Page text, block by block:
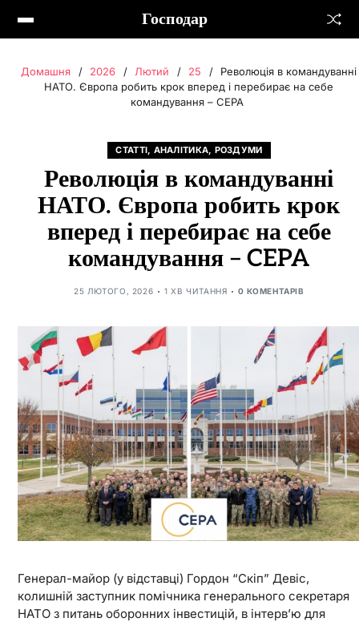
Господар
Домашня 2026 Лютий 25
Революція в командуванні
НАТО. Європа робить крок вперед і перебирає на себе
командування – CEPA
СТАТТІ, АНАЛІТИКА, РОЗДУМИ
Революція в командуванні
НАТО. Європа робить крок
вперед і перебирає на себе
командування – CEPA
25 ЛЮТОГО, 2026 1 ХВ ЧИТАННЯ 0 КОМЕНТАРІВ
Генерал-майор (у відставці) Гордон “Скіп” Девіс,
колишній заступник помічника генерального секретаря
НАТО з питань оборонних інвестицій, в інтерв’ю для